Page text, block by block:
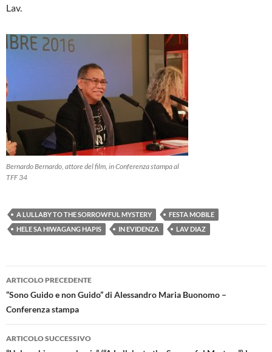
Lav.
Bernardo Bernardo, attore del film, in Conferenza stampa al
TFF 34
A LULLABY TO THE SORROWFUL MYSTERY
FESTA MOBILE
HELE SA HIWAGANG HAPIS
IN EVIDENZA LAV DIAZ
Navigazione
articolo
ARTICOLO PRECEDENTE
“Sono Guido e non Guido” di Alessandro Maria Buonomo –
Conferenza stampa
ARTICOLO SUCCESSIVO